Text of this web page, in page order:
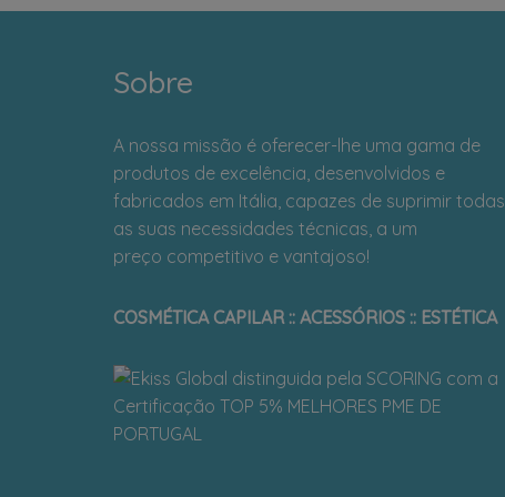
Sobre
A nossa missão é oferecer-lhe uma gama de
produtos de excelência, desenvolvidos e
fabricados em Itália, capazes de suprimir todas
as suas necessidades técnicas, a um
preço competitivo e vantajoso!
COSMÉTICA CAPILAR :: ACESSÓRIOS :: ESTÉTICA